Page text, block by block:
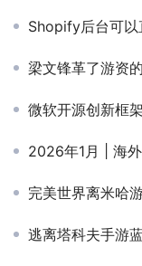
Shopify后台可以
梁文锋革了游资
微软开源创新框
2026年1月 | 海
完美世界离米哈
逃离塔科夫手游